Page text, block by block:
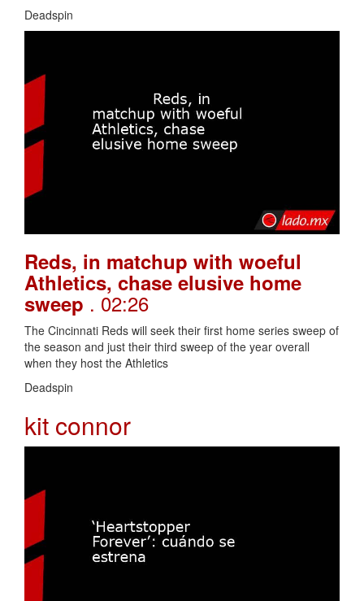
Deadspin
Reds, in matchup with woeful
Athletics, chase elusive home
sweep . 02:26
The Cincinnati Reds will seek their first home series sweep of
the season and just their third sweep of the year overall
when they host the Athletics
Deadspin
kit connor